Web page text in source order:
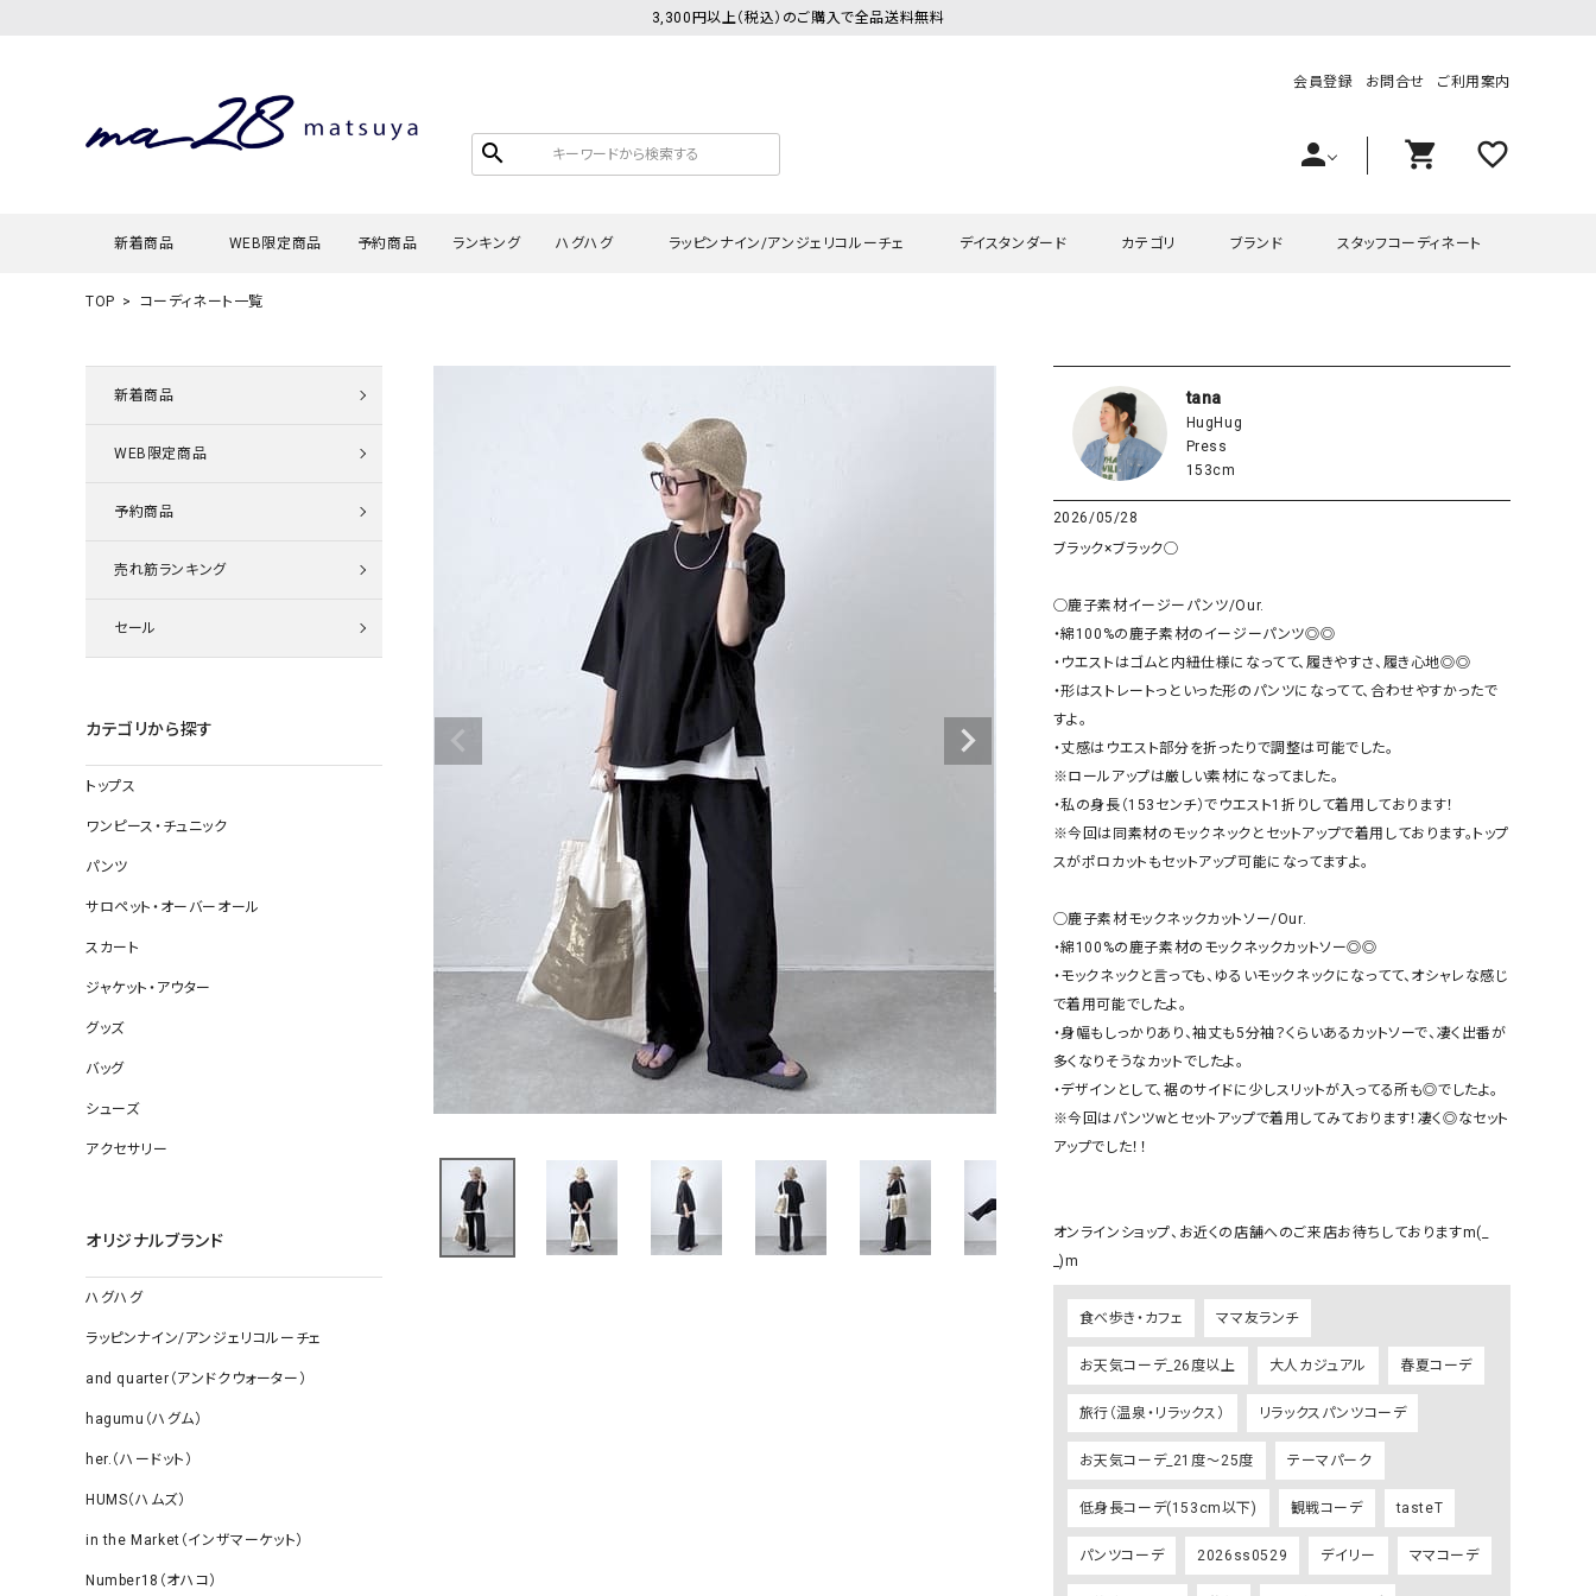
3,300円以上（税込）のご購入で全品送料無料
search
会員登録 お問合せ ご利用案内
person shopping_cart favorite_outline
新着商品 WEB限定商品 予約商品 ランキング ハグハグ
すべて見る
ラッピンナイン/アンジェリコルーチェ
タンクトップ・キャミソール
デニムパンツ
その他のパンツ
ジャケット
コート
その他アウター
デイスタンダード
チュニック
その他スカート
すべて見る
ソックス・その他雑貨
カテゴリ
ワンピース・チュニック
サロペット・オーバーオール
スカート
ジャケット・アウター
ワンピース・チュニック
サロペット・オーバーオール
グッズ
ブランド
ラッピンナイン/アンジェリコルーチェ
hagumu（ハグム）
her.（ハードット）
and quarter（アンドクウォーター） HUMS（ハムズ）
Our.（アワードット）
1%（イチ パーセント）
1 metre carre（アンメートルキャレ ）
LAURA DI MAGGIO（ロー
オ）
adidas（アディダス）
ASFVLT（アスファルト） mizuiro ind（ミズイロ イン
Antiquite's（アンティークス）
リー）
Audition（オーディション）
ORDINARY FITS（オーディ
blue willow（ブルーウィロー） prit（プリット）
CONVERSE ALL STAR（コンバースオー
Champion（チャンピオン） RED CARD（レッドカード）
DENIM DUNGAREE（デニムダンガリー）
Deck（ディック）
EVOL（イーボル）
ダ）
Emma Taylor（エマテイラー） SUGAR ROSE（シュガーロ
FLAVOR TEE（フレーバーティー）
スタッフコーディネート
TOP コーディネート一覧
新着商品
WEB限定商品
予約商品
売れ筋ランキング
セール
カテゴリから探す
トップス
ワンピース・チュニック
パンツ
サロペット・オーバーオール
スカート
ジャケット・アウター
グッズ
バッグ
シューズ
アクセサリー
オリジナルブランド
ハグハグ
ラッピンナイン/アンジェリコルーチェ
and quarter（アンドクウォーター）
hagumu（ハグム）
her.（ハードット）
HUMS（ハムズ）
in the Market（インザマーケット）
Number18（オハコ）
tana
HugHug
Press
153cm
2026/05/28
ブラック×ブラック◯
◯鹿子素材イージーパンツ/Our.
・綿100%の鹿子素材のイージーパンツ◎◎
・ウエストはゴムと内紐仕様になってて、履きやすさ、履き心地◎◎
・形はストレートっといった形のパンツになってて、合わせやすかったで
すよ。
・丈感はウエスト部分を折ったりで調整は可能でした。
※ロールアップは厳しい素材になってました。
・私の身長（153センチ）でウエスト1折りして着用しております！
※今回は同素材のモックネックとセットアップで着用しております。トップ
スがポロカットもセットアップ可能になってますよ。
◯鹿子素材モックネックカットソー/Our.
・綿100%の鹿子素材のモックネックカットソー◎◎
・モックネックと言っても、ゆるいモックネックになってて、オシャレな感じ
で着用可能でしたよ。
・身幅もしっかりあり、袖丈も5分袖？くらいあるカットソーで、凄く出番が
多くなりそうなカットでしたよ。
・デザインとして、裾のサイドに少しスリットが入ってる所も◎でしたよ。
※今回はパンツwとセットアップで着用してみております！凄く◎なセット
アップでした！！
オンラインショップ、お近くの店舗へのご来店お待ちしておりますm(_
_)m
食べ歩き・カフェ ママ友ランチ
お天気コーデ_26度以上 大人カジュアル 春夏コーデ
旅行（温泉・リラックス） リラックスパンツコーデ
お天気コーデ_21度～25度 テーマパーク
低身長コーデ(153cm以下) 観戦コーデ tasteT
パンツコーデ 2026ss0529 デイリー ママコーデ